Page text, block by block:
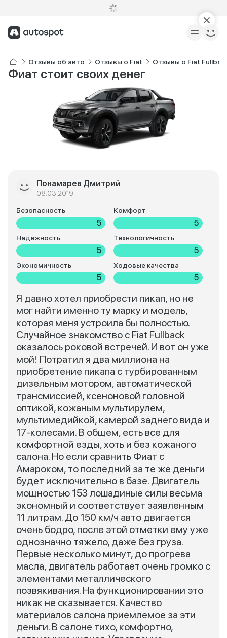
Отзывы об авто Отзывы о Fiat Отзывы о Fiat
Фиат стоит своих денег
Понамарев Дмитрий
08.03.2019
Безопасность
5
Комфорт
5
Надежность
5
Технологичность
5
Экономичность
5
Ходовые качества
5
Я давно хотел приобрести пикап, но не
мог найти именно ту марку и модель,
которая меня устроила бы полностью.
Случайное знакомство с Fiat Fullback
оказалось роковой встречей. И вот он уже
мой! Потратил я два миллиона на
приобретение пикапа с турбированным
дизельным мотором, автоматической
трансмиссией, ксеноновой головной
оптикой, кожаным мультирулем,
мультимедийкой, камерой заднего вида и
17-колесами. В общем, есть все для
комфортной езды, хоть и без кожаного
салона. Но если сравнить Фиат с
Амароком, то последний за те же деньги
будет исключительно в базе. Двигатель
мощностью 153 лошадиные силы весьма
экономный и соответствует заявленным
11 литрам. До 150 км/ч авто двигается
очень бодро, после этой отметки ему уже
однозначно тяжело, даже без груза.
Первые несколько минут, до прогрева
масла, двигатель работает очень громко с
элементами металлического
позвякивания. На функционировании это
никак не сказывается. Качество
материалов салона приемлемое за эти
деньги. В салоне тихо, комфортно,